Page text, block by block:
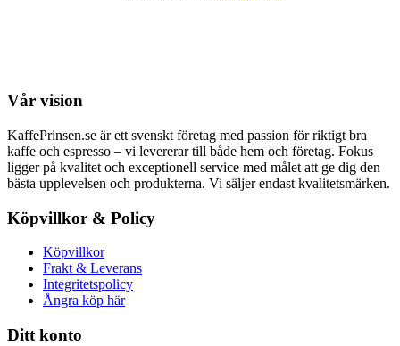
Vår vision
KaffePrinsen.se är ett svenskt företag med passion för riktigt bra
kaffe och espresso – vi levererar till både hem och företag. Fokus
ligger på kvalitet och exceptionell service med målet att ge dig den
bästa upplevelsen och produkterna. Vi säljer endast kvalitetsmärken.
Köpvillkor & Policy
Köpvillkor
Frakt & Leverans
Integritetspolicy
Ångra köp här
Ditt konto